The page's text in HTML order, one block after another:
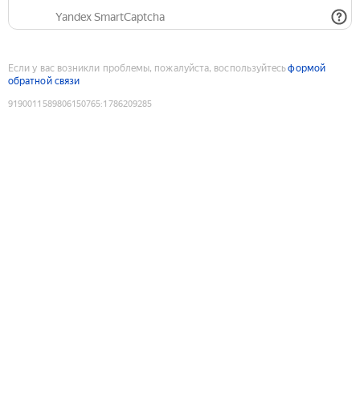
Yandex SmartCaptcha
Если у вас возникли проблемы, пожалуйста, воспользуйтесьформой
обратной связи
9190011589806150765:1786209285